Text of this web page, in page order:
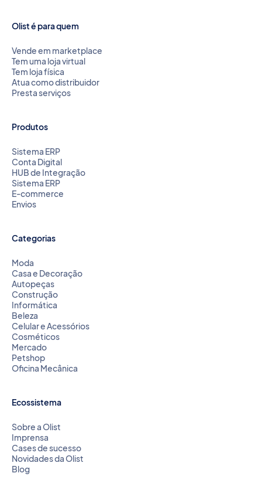
Olist é para quem
Vende em marketplace
Tem uma loja virtual
Tem loja física
Atua como distribuidor
Presta serviços
Produtos
Sistema ERP
Conta Digital
HUB de Integração
Sistema ERP
E-commerce
Envios
Categorias
Moda
Casa e Decoração
Autopeças
Construção
Informática
Beleza
Celular e Acessórios
Cosméticos
Mercado
Petshop
Oficina Mecânica
Ecossistema
Sobre a Olist
Imprensa
Cases de sucesso
Novidades da Olist
Blog